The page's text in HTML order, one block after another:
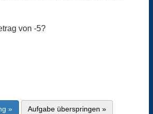
von -5?
» Aufgabe überspringen »